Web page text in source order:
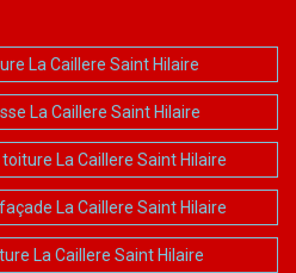
La Caillere Saint Hilaire
La Caillere Saint Hilaire
La Caillere Saint Hilaire
La Caillere Saint Hilaire
La Caillere Saint Hilaire